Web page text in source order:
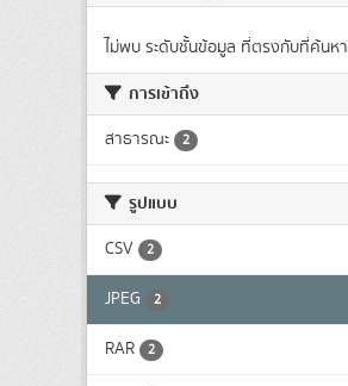
ไม่พบ ระดับชั้นข้อมูล ที่ตรงกับที่ค้นหา
การเข้าถึง
สาธารณะ 2
รูปแบบ
CSV 2
JPEG 2
RAR 2